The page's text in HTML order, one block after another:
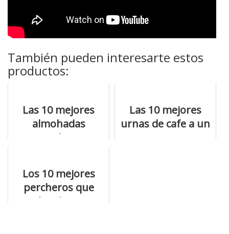
También pueden interesarte estos
productos:
Las 10 mejores
almohadas
viscoelastica
Las 10 mejores
urnas de cafe a un
Los 10 mejores
percheros que
están a la venta